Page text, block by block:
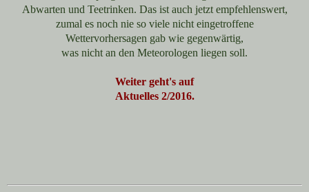
Abwarten und Teetrinken. Das ist auch jetzt empfehlenswert,
zumal es noch nie so viele nicht eingetroffene
Wettervorhersagen gab wie gegenwärtig,
was nicht an den Meteorologen liegen soll.
Weiter geht's auf
Aktuelles 2/2016.